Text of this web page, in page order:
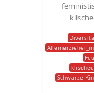
Schwarze